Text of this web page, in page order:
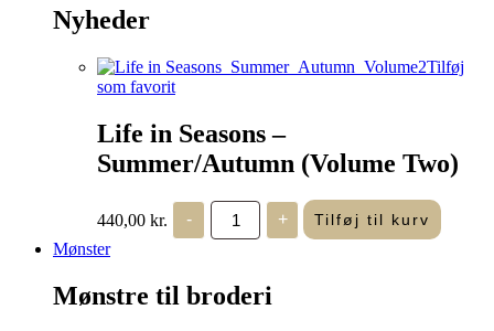
Nyheder
Tilføj
som favorit
Life in Seasons –
Summer/Autumn (Volume Two)
440,00 kr. -
Life
Seasons
(Volume
+ Tilføj til kurv
Mønster
Mønstre til broderi